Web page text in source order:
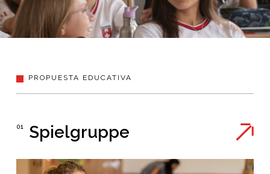
PROPUESTA EDUCATIVA
01 Spielgruppe